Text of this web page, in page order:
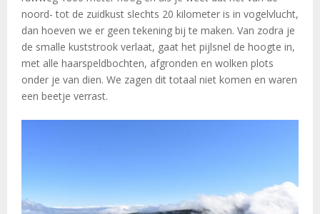
noord- tot de zuidkust slechts 20 kilometer is in vogelvlucht,
dan hoeven we er geen tekening bij te maken. Van zodra je
de smalle kuststrook verlaat, gaat het pijlsnel de hoogte in,
met alle haarspeldbochten, afgronden en wolken plots
onder je van dien. We zagen dit totaal niet komen en waren
een beetje verrast.